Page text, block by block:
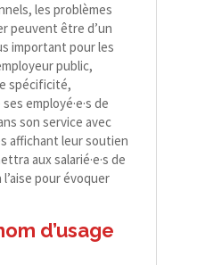
les problèmes
peuvent être d’un
important pour les
public,
spécificité,
employé·e·s de
son service avec
affichant leur soutien
aux salarié·e·s de
pour évoquer
d’usage